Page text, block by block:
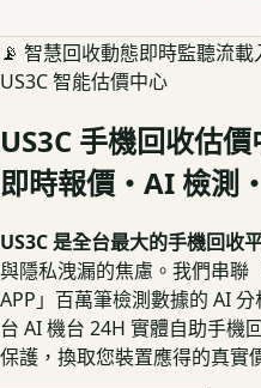
📡 智慧回收動態即時監聽流載
US3C 智能估價中心
US3C 手機回收估價
即時報價・AI 檢測
US3C 是全台最大的手機回收
與隱私洩漏的焦慮。我們串
APP」百萬筆檢測數據的 AI
台 AI 機台 24H 實體自助手機
保護，換取您裝置應得的真實